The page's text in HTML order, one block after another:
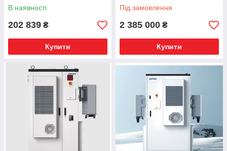
В наявності
202 839 ₴
Купити
Під замовлення
2 385 000 ₴
Купити